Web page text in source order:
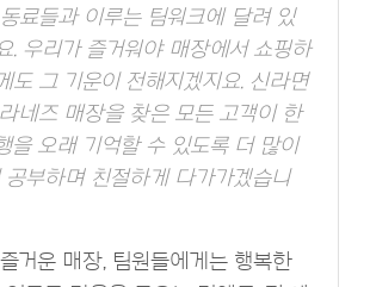
료들과 이루는 팀워크에 달려 있
. 우리가 즐거워야 매장에서 쇼핑하
도 그 기운이 전해지겠지요. 신라면
네즈 매장을 찾은 모든 고객이 한
을 오래 기억할 수 있도록 더 많이
공부하며 친절하게 다가가겠습니
거운 매장, 팀원들에게는 행복한